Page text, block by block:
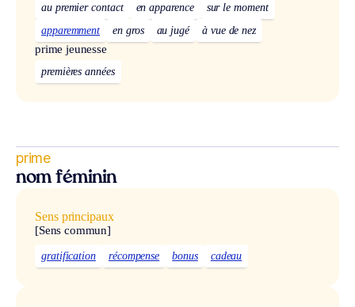
au premier contact
en apparence
sur le moment
apparemment
en gros au jugé à vue de nez
prime jeunesse
premières années
prime
nom féminin
Sens principaux
[Sens commun]
gratification récompense bonus cadeau